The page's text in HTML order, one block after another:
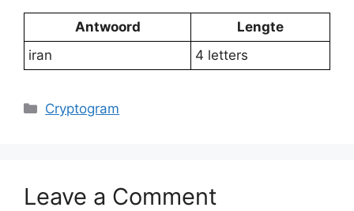
Antwoord
Lengte
iran
4 letters
Categories
Cryptogram
Leave a Comment